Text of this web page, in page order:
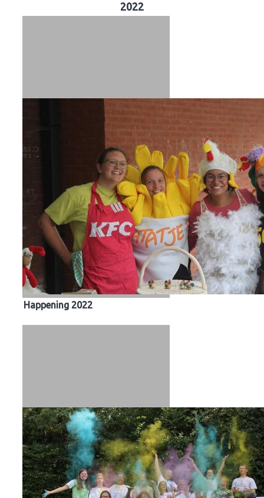
2022
Happening 2022